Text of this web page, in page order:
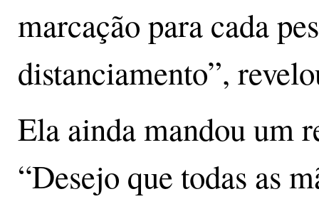
marcação para cada
distanciamento”,
Ela ainda mandou um
“Desejo que todas as